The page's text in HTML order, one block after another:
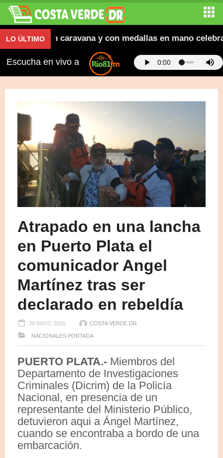
LO ÚLTIMO
que en caravana y con medallas en mano
Escucha en vivo a
Atrapado en una lancha
en Puerto Plata el
comunicador Angel
Martínez tras ser
declarado en rebeldía
26 MAYO 2025 COSTA VERDE DR
NACIONALES PORTADA
PUERTO PLATA.- Miembros del
Departamento de Investigaciones
Criminales (Dicrim) de la Policía
Nacional, en presencia de un
representante del Ministerio Público,
detuvieron aqui a Ángel Martínez,
cuando se encontraba a bordo de una
embarcación.